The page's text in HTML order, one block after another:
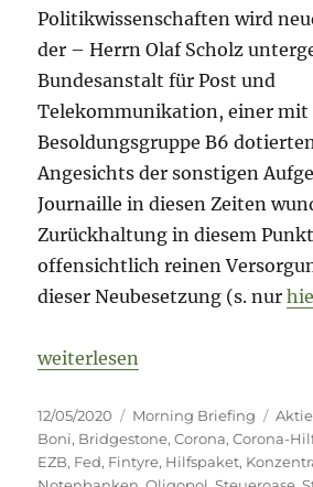
Politikwissenschaften wird
der – Herrn Olaf Scholz
Bundesanstalt für Post und
Telekommunikation, einer mit
Besoldungsgruppe B6
Angesichts der sonstigen
Journaille in diesen Zeiten
Zurückhaltung in diesem
offensichtlich reinen
dieser Neubesetzung (s. nur
„Morning Briefing – 12. Mai
weiterlesen
Veröffentlicht
am
12/05/2020 Kategorien
Morning Briefing
Boni, Bridgestone,Corona,Corona-
EZB, Fed, Fintyre, Hilfspaket,